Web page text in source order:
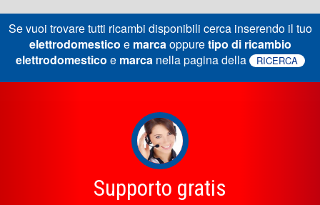
Se vuoi trovare tutti ricambi disponibili cerca inserendo il tuo
elettrodomestico e marcaoppuretipo di ricambio
elettrodomestico e marcanella pagina della RICERCA
Supporto gratis